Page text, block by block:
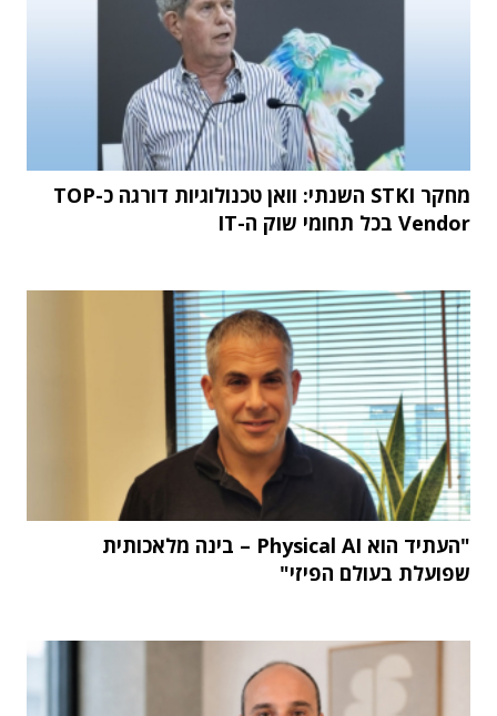
מחקר STKI השנתי: וואן טכנולוגיות דורגה כ-TOP
Vendor בכל תחומי שוק ה-IT
"העתיד הוא Physical AI – בינה מלאכותית
שפועלת בעולם הפיזי"